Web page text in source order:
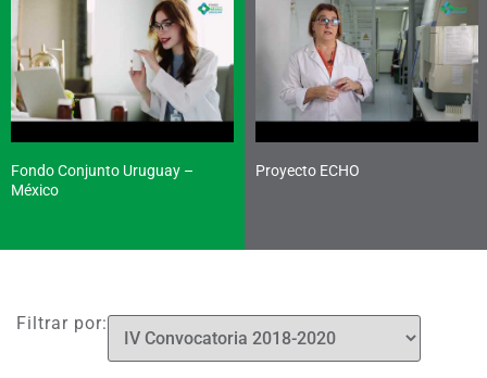
Fondo Conjunto Uruguay –
México
Proyecto ECHO
Filtrar por: